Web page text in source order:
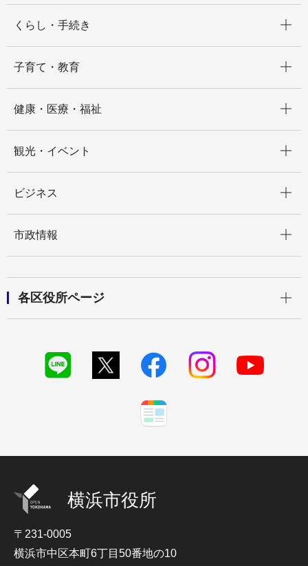
くらし・手続き
子育て・教育
健康・医療・福祉
観光・イベント
ビジネス
市政情報
各区役所ページ
横浜市役所
〒231-0005
横浜市中区本町6丁目50番地の10